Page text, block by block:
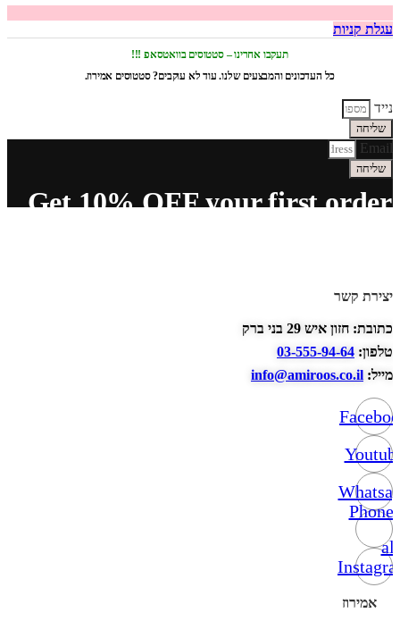
עגלת קניות
תעקבו אחרינו – סטטוסים בוואטסאפ !!!
כל העדכונים והמבצעים שלנו. עוד לא עוקבים? סטטוסים אמירוז.
נייד
שליחה
Email
שליחה
Get 10% OFF your first order
יצירת קשר
כתובת: חזון איש 29 בני ברק
טלפון: 03-555-94-64
מייל: info@amiroos.co.il
Phone-
alt
אמירוז